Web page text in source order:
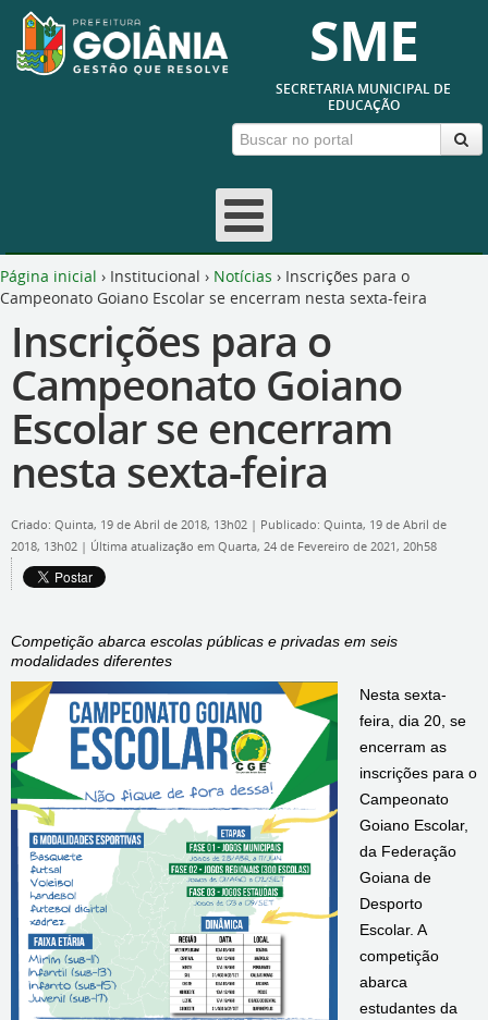
SME
SECRETARIA MUNICIPAL DE
EDUCAÇÃO
Página inicial › Institucional › Notícias › Inscrições para o
Campeonato Goiano Escolar se encerram nesta sexta-feira
Inscrições para o
Campeonato Goiano
Escolar se encerram
nesta sexta-feira
Criado: Quinta, 19 de Abril de 2018, 13h02 | Publicado: Quinta, 19 de Abril de
2018, 13h02 | Última atualização em Quarta, 24 de Fevereiro de 2021, 20h58
Competição abarca escolas públicas e privadas em seis
modalidades diferentes
Nesta sexta-
feira, dia 20, se
encerram as
inscrições para o
Campeonato
Goiano Escolar,
da Federação
Goiana de
Desporto
Escolar. A
competição
abarca
estudantes da